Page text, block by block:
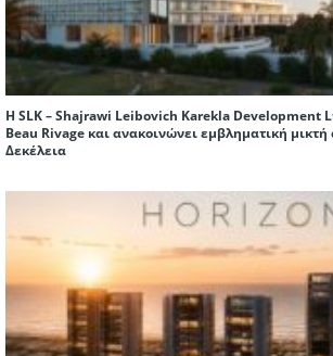
Η SLK – Shajrawi Leibovich Karekla Development
Beau Rivage και ανακοινώνει εμβληματική
Δεκέλεια